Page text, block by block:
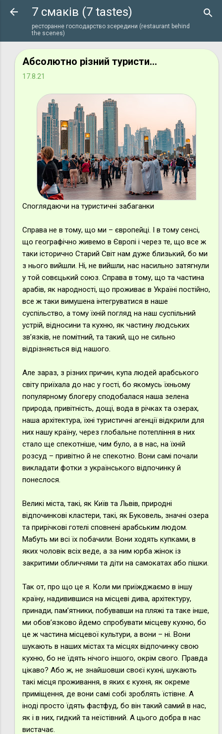
Перейти до основного вмісту
7 смаків (7 tastes)
ресторанне господарство зсередини (restaurant behind
the scenes)
Абсолютно різний туристичний підхід
17.8.21
Споглядаючи на туристичні забаганки
Справа не в тому, що ми – європейці. І в тому сенсі,
що географічно живемо в Європі і через те, що все ж
таки історично Старий Світ нам дуже близький, бо ми
з нього вийшли. Ні, не вийшли, нас насильно затягнули
у той совєцький союз. Справа в тому, що та частина
арабів, як народності, що проживає в Україні постійно,
все ж таки вимушена інтегруватися в наше
суспільство, а тому їхній погляд на наш суспільний
устрій, відносини та кухню, як частину людських
зв’язків, не помітний, та такий, що не сильно
відрізняється від нашого.
Але зараз, з різних причин, купа людей арабського
світу приїхала до нас у гості, бо якомусь їхньому
популярному блогеру сподобалася наша зелена
природа, привітність, дощі, вода в річках та озерах,
наша архітектура, їхні туристичні агенції відкрили для
них нашу країну, через глобальне потепління в них
стало ще спекотніше, чим було, а в нас, на їхній
розсуд – привітно й не спекотно. Вони самі почали
викладати фотки з українського відпочинку й
понеслося.
Великі міста, такі, як Київ та Львів, природні
відпочинкові кластери, такі, як Буковель, значні озера
та прирічкові готелі сповнені арабським людом.
Мабуть ми всі їх побачили. Вони ходять купками, в
яких чоловік всіх веде, а за ним юрба жінок із
закритими обличчями та діти на самокатах або пішки.
Так от, про що це я. Коли ми приїжджаємо в іншу
країну, надивившися на місцеві дива, архітектуру,
принади, пам’ятники, побувавши на пляжі та таке інше,
ми обов’язково йдемо спробувати місцеву кухню, бо
це ж частина місцевої культури, а вони – ні. Вони
шукають в наших містах та місцях відпочинку свою
кухню, бо не їдять нічого іншого, окрім свого. Правда
цікаво? Або ж, не знайшовши своєї кухні, шукають
такі місця проживання, в яких є кухня, як окреме
приміщення, де вони самі собі зроблять їстівне. А
іноді просто їдять фастфуд, бо він такий самий в нас,
як і в них, гидкий та неїстівний. А цього добра в нас
вистачає.